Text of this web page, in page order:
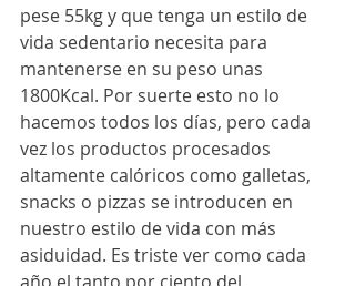
pese 55kg y que tenga un estilo de
vida sedentario necesita para
mantenerse en su peso unas
1800Kcal. Por suerte esto no lo
hacemos todos los días, pero cada
vez los productos procesados
altamente calóricos como galletas,
snacks o pizzas se introducen en
nuestro estilo de vida con más
asiduidad. Es triste ver como cada